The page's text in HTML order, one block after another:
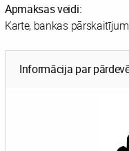
Apmaksas veidi:
Karte, bankas
Informācija par